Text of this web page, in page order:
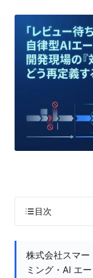
目次
株式会社スマー
ミング・AI エ